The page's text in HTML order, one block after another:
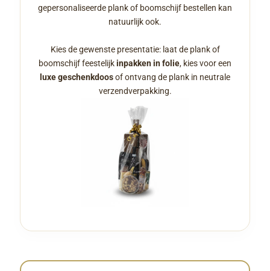
gepersonaliseerde plank of boomschijf bestellen kan
natuurlijk ook.
Kies de gewenste presentatie: laat de plank of
boomschijf feestelijkinpakken in folie, kies voor een
luxe geschenkdoosof ontvang de plank in neutrale
verzendverpakking.